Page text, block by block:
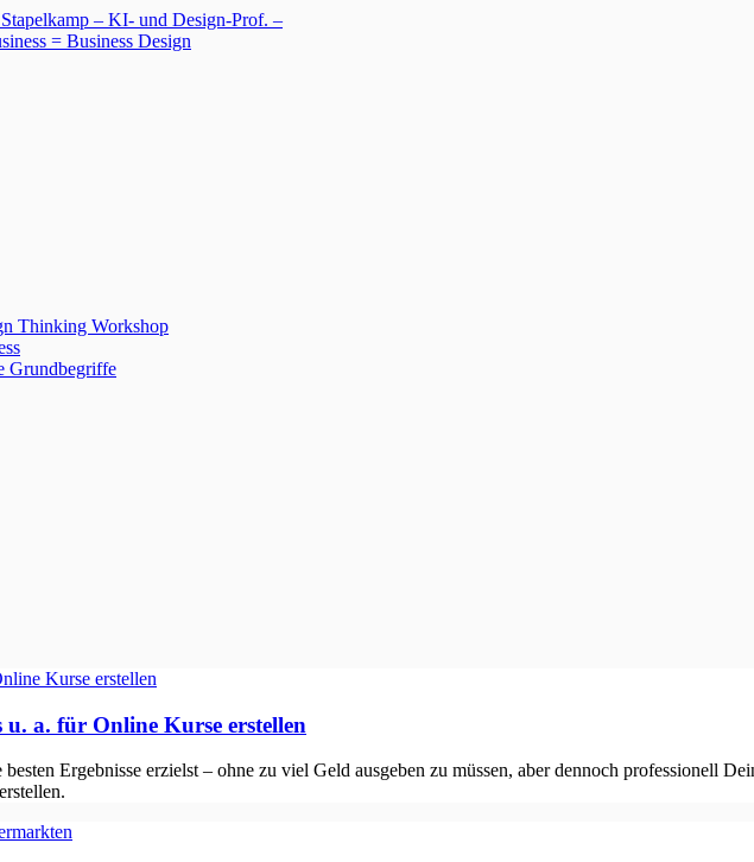
Thinking Workshop
Grundbegriffe
u. a. für Online Kurse erstellen
Ergebnisse erzielst – ohne zu viel Geld ausgeben zu müssen, aber dennoch professionell